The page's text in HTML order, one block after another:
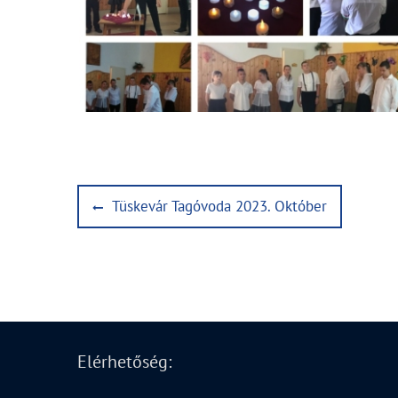
Bejegyzés
navigáció
Previous
post:
Tüskevár Tagóvoda 2023. Október
Elérhetőség: